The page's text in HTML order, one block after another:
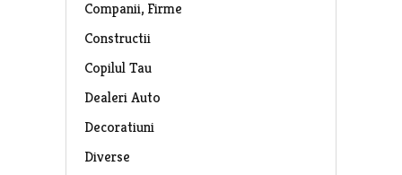
Companii, Firme
Constructii
Copilul Tau
Dealeri Auto
Decoratiuni
Diverse